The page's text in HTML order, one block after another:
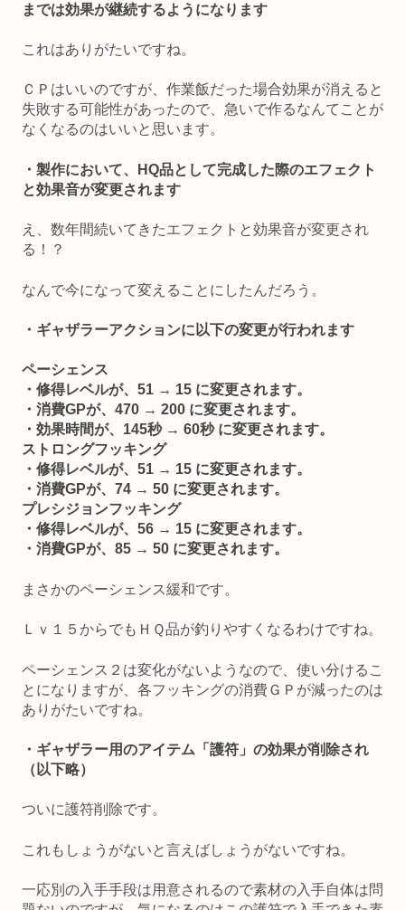
までは効果が継続するようになります
これはありがたいですね。
ＣＰはいいのですが、作業飯だった場合効果が消えると
失敗する可能性があったので、急いで作るなんてことが
なくなるのはいいと思います。
・製作において、HQ品として完成した際のエフェクト
と効果音が変更されます
え、数年間続いてきたエフェクトと効果音が変更され
る！？
なんで今になって変えることにしたんだろう。
・ギャザラーアクションに以下の変更が行われます
ペーシェンス
・修得レベルが、51 → 15 に変更されます。
・消費GPが、470 → 200 に変更されます。
・効果時間が、145秒 → 60秒 に変更されます。
ストロングフッキング
・修得レベルが、51 → 15 に変更されます。
・消費GPが、74 → 50 に変更されます。
プレシジョンフッキング
・修得レベルが、56 → 15 に変更されます。
・消費GPが、85 → 50 に変更されます。
まさかのペーシェンス緩和です。
Ｌｖ１５からでもＨＱ品が釣りやすくなるわけですね。
ペーシェンス２は変化がないようなので、使い分けるこ
とになりますが、各フッキングの消費ＧＰが減ったのは
ありがたいですね。
・ギャザラー用のアイテム「護符」の効果が削除され
（以下略）
ついに護符削除です。
これもしょうがないと言えばしょうがないですね。
一応別の入手手段は用意されるので素材の入手自体は問